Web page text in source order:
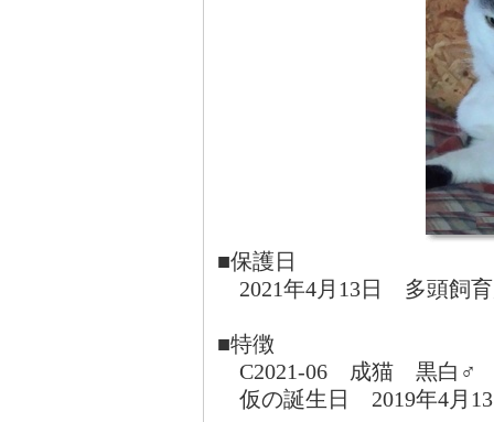
■保護日
2021年4月13日 多頭飼
■特徴
C2021-06 成猫 黒白♂
仮の誕生日 2019年4月